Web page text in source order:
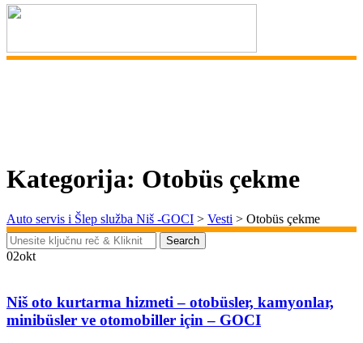
Kategorija: Otobüs çekme
Auto servis i Šlep služba Niš -GOCI > Vesti > Otobüs çekme
Search
for:
Search
02okt
Niš oto kurtarma hizmeti – otobüsler, kamyonlar,
minibüsler ve otomobiller için – GOCI